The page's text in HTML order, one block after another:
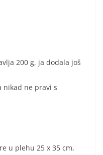
200 g, ja dodala još
nikad ne pravi s
u plehu 25 x 35 cm,